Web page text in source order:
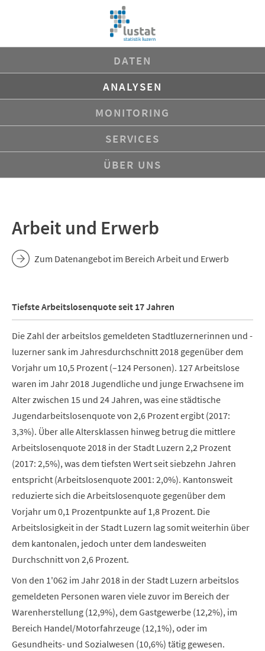
DATEN
ANALYSEN
MONITORING
SERVICES
ÜBER UNS
Arbeit und Erwerb
Zum Datenangebot im Bereich Arbeit und Erwerb
Tiefste Arbeitslosenquote seit 17 Jahren
Die Zahl der arbeitslos gemeldeten Stadtluzernerinnen und -
luzerner sank im Jahresdurchschnitt 2018 gegenüber dem
Vorjahr um 10,5 Prozent (–124 Personen). 127 Arbeitslose
waren im Jahr 2018 Jugendliche und junge Erwachsene im
Alter zwischen 15 und 24 Jahren, was eine städtische
Jugendarbeitslosenquote von 2,6 Prozent ergibt (2017:
3,3%). Über alle Altersklassen hinweg betrug die mittlere
Arbeitslosenquote 2018 in der Stadt Luzern 2,2 Prozent
(2017: 2,5%), was dem tiefsten Wert seit siebzehn Jahren
entspricht (Arbeitslosenquote 2001: 2,0%). Kantonsweit
reduzierte sich die Arbeitslosenquote gegenüber dem
Vorjahr um 0,1 Prozentpunkte auf 1,8 Prozent. Die
Arbeitslosigkeit in der Stadt Luzern lag somit weiterhin über
dem kantonalen, jedoch unter dem landesweiten
Durchschnitt von 2,6 Prozent.
Von den 1'062 im Jahr 2018 in der Stadt Luzern arbeitslos
gemeldeten Personen waren viele zuvor im Bereich der
Warenherstellung (12,9%), dem Gastgewerbe (12,2%), im
Bereich Handel/Motorfahrzeuge (12,1%), oder im
Gesundheits- und Sozialwesen (10,6%) tätig gewesen.